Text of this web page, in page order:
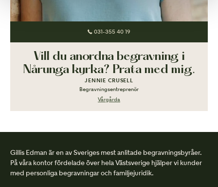
031-355 40 19
Vill du anordna begravning i
Nårunga kyrka? Prata med mig.
JENNIE CRUSELL
Begravningsentreprenör
Vårgårda
Gillis Edman är en av Sveriges mest anlitade begravningsbyråer.
På våra kontor fördelade över hela Västsverige hjälper vi kunder
med personliga begravningar och familjejuridik.